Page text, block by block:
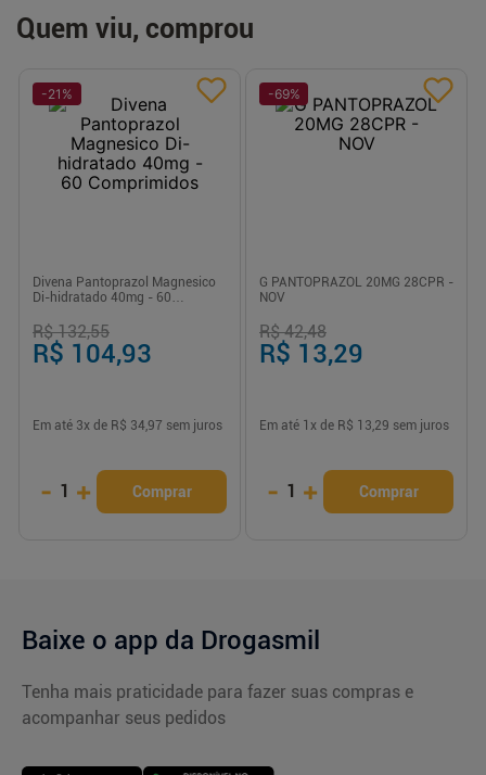
Quem viu, comprou
-21 %
Divena Pantoprazol Magnesico
Di-hidratado 40mg - 60
R$ 132,55
R$ 104,93
Em até 3x de R$ 34,97 sem juros
- 1 + Comprar
-69%
G PANTOPRAZOL 20MG 28CPR -
NOV
R$ 42,48
R$ 13,29
Em até 1 x de R$ 13,29 sem juros
- 1 + Comprar
Baixe o app da Drogasmil
Tenha mais praticidade para fazer suas compras e
acompanhar seus pedidos